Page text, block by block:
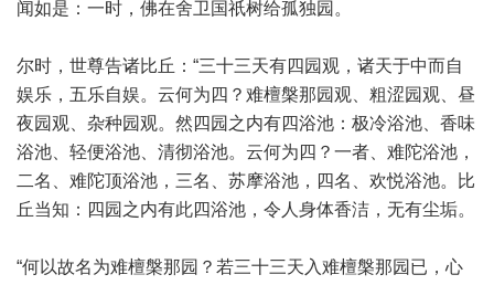
闻如是：一时，佛在舍卫国祇树给孤独园。
尔时，世尊告诸比丘：“三十三天有四园观，诸天于中而自
娱乐，五乐自娱。云何为四？难檀槃那园观、粗涩园观、昼
夜园观、杂种园观。然四园之内有四浴池：极冷浴池、香味
浴池、轻便浴池、清彻浴池。云何为四？一者、难陀浴池，
二名、难陀顶浴池，三名、苏摩浴池，四名、欢悦浴池。比
丘当知：四园之内有此四浴池，令人身体香洁，无有尘垢。
“何以故名为难檀槃那园？若三十三天入难檀槃那园已，心